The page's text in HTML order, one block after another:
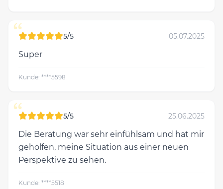
“ 5/5 05.07.2025
Super
Kunde: ****5598
“ 5/5 25.06.2025
Die Beratung war sehr einfühlsam und hat mir
geholfen, meine Situation aus einer neuen
Perspektive zu sehen.
Kunde: ****5518